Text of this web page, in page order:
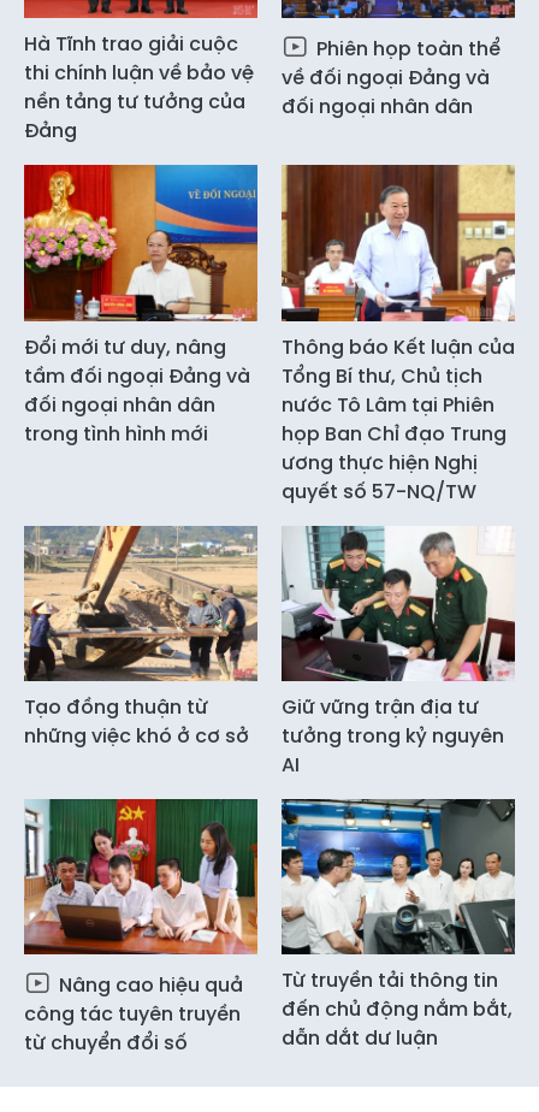
Hà Tĩnh trao giải cuộc
thi chính luận về bảo vệ
nền tảng tư tưởng của
Đảng
Phiên họp toàn thể
về đối ngoại Đảng và
đối ngoại nhân dân
Đổi mới tư duy, nâng
tầm đối ngoại Đảng và
đối ngoại nhân dân
trong tình hình mới
Thông báo Kết luận của
Tổng Bí thư, Chủ tịch
nước Tô Lâm tại Phiên
họp Ban Chỉ đạo Trung
ương thực hiện Nghị
quyết số 57-NQ/TW
Tạo đồng thuận từ
những việc khó ở cơ sở
Giữ vững trận địa tư
tưởng trong kỷ nguyên
AI
Nâng cao hiệu quả
công tác tuyên truyền
từ chuyển đổi số
Từ truyền tải thông tin
đến chủ động nắm bắt,
dẫn dắt dư luận